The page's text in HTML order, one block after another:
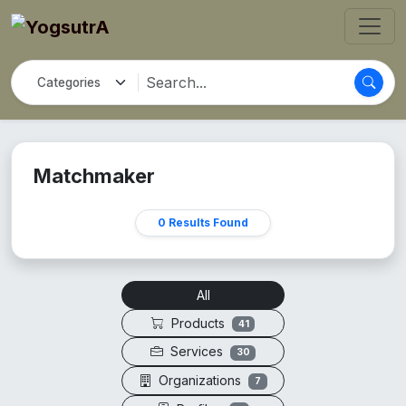
Matchmaker
0 Results Found
All
Products
41
Services 30
Organizations 7